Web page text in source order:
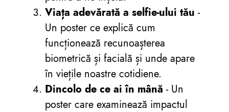
Viața adevărată a selfie-ului tău -
Un poster ce explică cum
funcționează recunoașterea
biometrică și facială și unde apare
în viețile noastre cotidiene.
Dincolo de ce ai în mână - Un
poster care examinează impactul